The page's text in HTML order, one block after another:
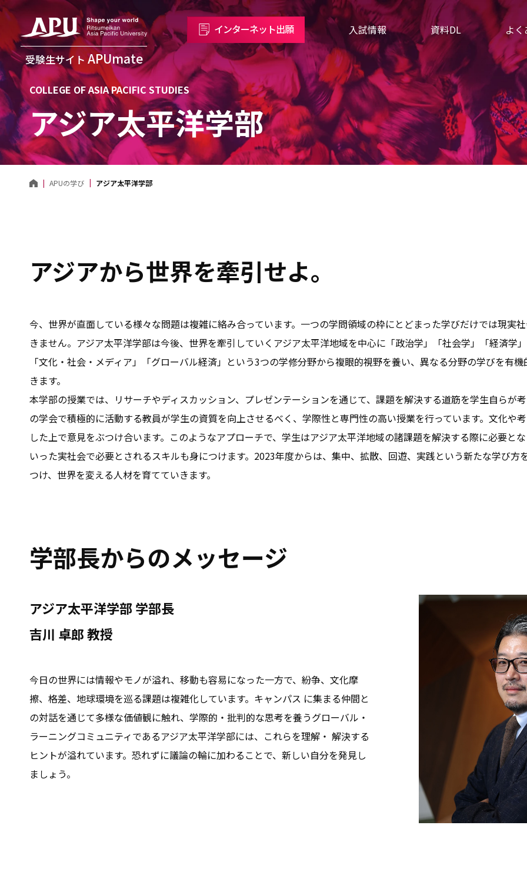
受験生サイト APUmate
インターネット出願 入試情報 資料DL よ
COLLEGE OF ASIA PACIFIC STUDIES
アジア太平洋学部
APUの学び アジア太平洋学部
アジアから世界を牽引せよ。
今、世界が直面している様々な問題は複雑に絡み合っています。一つの学問領域の枠にとどまった学びだけでは現実
きません。アジア太平洋学部は今後、世界を牽引していくアジア太平洋地域を中心に「政治学」「社会学」「経済学
「文化・社会・メディア」「グローバル経済」という3つの学修分野から複眼的視野を養い、異なる分野の学びを有
きます。
本学部の授業では、リサーチやディスカッション、プレゼンテーションを通じて、課題を解決する道筋を学生自らが
の学会で積極的に活動する教員が学生の資質を向上させるべく、学際性と専門性の高い授業を行っています。文化や
した上で意見をぶつけ合います。このようなアプローチで、学生はアジア太平洋地域の諸課題を解決する際に必要と
いった実社会で必要とされるスキルも身につけます。2023年度からは、集中、拡散、回遊、実践という新たな学び
つけ、世界を変える人材を育てていきます。
学部長からのメッセージ
アジア太平洋学部 学部長
吉川 卓郎 教授
今日の世界には情報やモノが溢れ、移動も容易になった一方で、紛争、文化摩
擦、格差、地球環境を巡る課題は複雑化しています。キャンパス に集まる仲間と
の対話を通じて多様な価値観に触れ、学際的・批判的な思考を養うグローバル・
ラーニングコミュニティであるアジア太平洋学部には、これらを理解・ 解決する
ヒントが溢れています。恐れずに議論の輪に加わることで、新しい自分を発見し
ましょう。